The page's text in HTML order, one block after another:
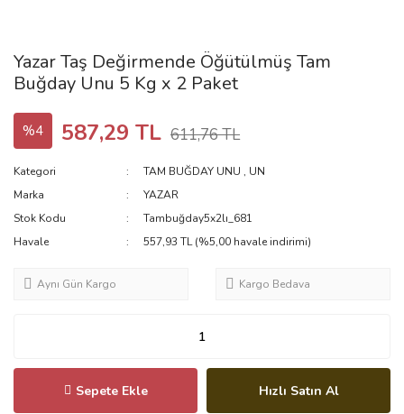
Yazar Taş Değirmende Öğütülmüş Tam
Buğday Unu 5 Kg x 2 Paket
%4 587,29 TL 611,76 TL
Kategori TAM BUĞDAY UNU , UN
Marka
YAZAR
Stok Kodu
Tambuğday5x2lı_681
Havale
557,93 TL (%5,00 havale indirimi)
Aynı Gün Kargo Kargo Bedava
Sepete Ekle Hızlı Satın Al